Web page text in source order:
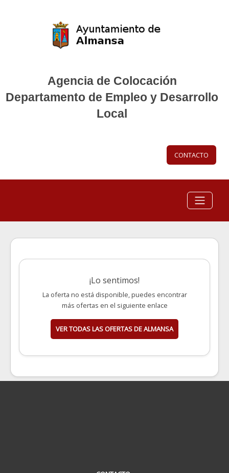
Agencia de Colocación
Departamento de Empleo y Desarrollo
Local
CONTACTO
¡Lo sentimos!
La oferta no está disponible, puedes encontrar
más ofertas en el siguiente enlace
VER TODAS LAS OFERTAS DE ALMANSA